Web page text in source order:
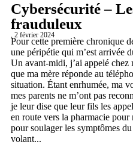
Cybersécurité –
frauduleux
, 2 février 2024
Pour cette première chronique
une péripétie qui m’est arrivée
Un avant-midi, j’ai appelé chez
que ma mère réponde au
situation. Étant enrhumée, ma
mes parents ne m’ont pas
je leur dise que leur fils les
en route vers la pharmacie
pour soulager les symptômes
volant...